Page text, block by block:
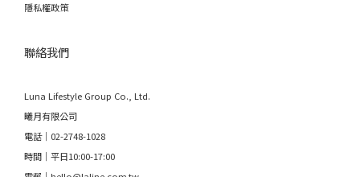
隱私權政策
聯絡我們
Luna Lifestyle Group Co., Ltd.
曦月有限公司
電話｜02-2748-1028
時間｜平日10:00-17:00